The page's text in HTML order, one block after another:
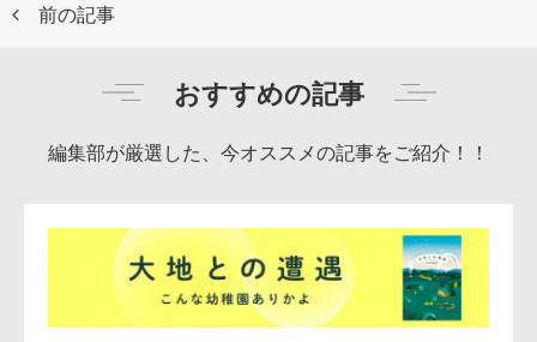
前の記事
おすすめの記事
編集部が厳選した、今オススメの記事をご紹介！！